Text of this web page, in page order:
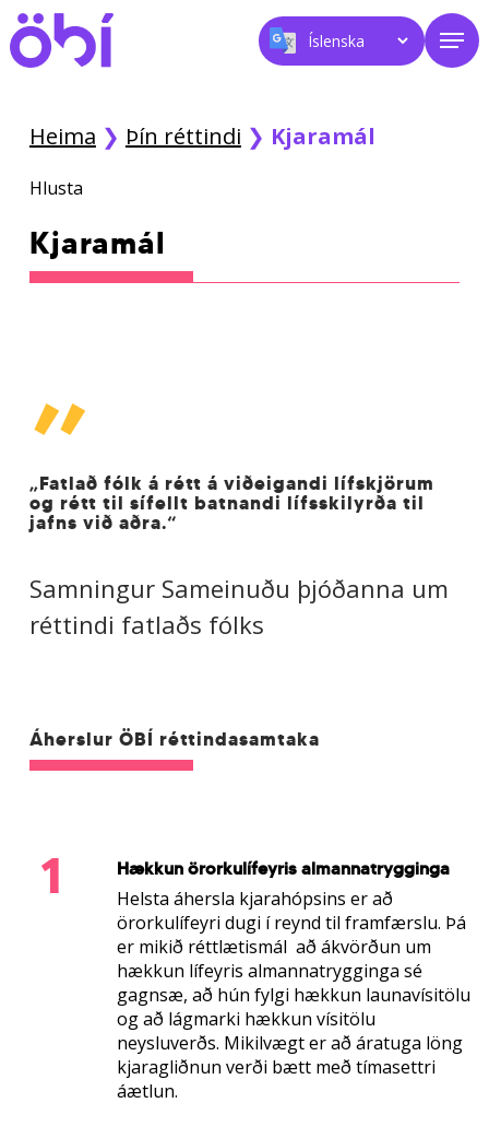
Skip
to
main
Heima ❯ Þín réttindi ❯ Kjaramál
Hlusta
Kjaramál
”
„Fatlað fólk á rétt á viðeigandi lífskjörum
og rétt til sífellt batnandi lífsskilyrða til
jafns við aðra.“
Samningur Sameinuðu þjóðanna um
réttindi fatlaðs fólks
Áherslur ÖBÍ réttindasamtaka
1 Hækkun örorkulífeyris almannatrygginga
Helsta áhersla kjarahópsins er að
örorkulífeyri dugi í reynd til framfærslu. Þá
er mikið réttlætismál að ákvörðun um
hækkun lífeyris almannatrygginga sé
gagnsæ, að hún fylgi hækkun launavísitölu
og að lágmarki hækkun vísitölu
neysluverðs. Mikilvægt er að áratuga löng
kjaragliðnun verði bætt með tímasettri
áætlun.